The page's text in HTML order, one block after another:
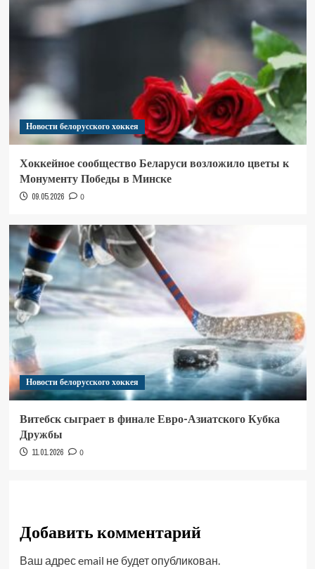
Новости белорусского хоккея
Хоккейное сообщество Беларуси возложило цветы к
Монументу Победы в Минске
09.05.2026 0
Новости белорусского хоккея
Витебск сыграет в финале Евро-Азиатского Кубка
Дружбы
11.01.2026 0
Добавить комментарий
Ваш адрес email не будет опубликован.